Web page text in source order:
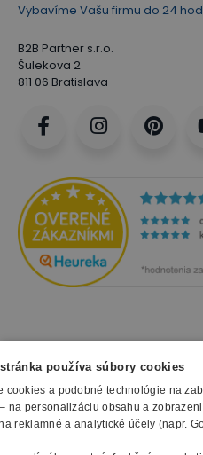
Vybavíme Vašu firmu do 24
B2B Partner s.r.o.
Šulekova 2
811 06 Bratislava
NAKUPOVANIE
Všetko o nákupe
Obchodné podmienky
SLUŽBY
používa súbory cookies
cookies a podobné technológie na
na personalizáciu obsahu a
reklamné a analytické účely (napr.